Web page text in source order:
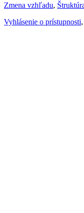
Zmena vzhľadu,
Vyhlásenie o prístupnosti,